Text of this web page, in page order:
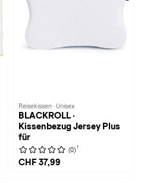
Reisekissen · Unisex
BLACKROLL ·
Kissenbezug Jersey Plus
für
(0) 1
CHF 37,99